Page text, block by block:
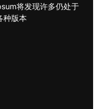
将发现许多仍处于
种版本